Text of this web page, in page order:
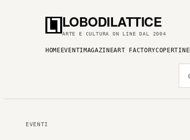
LOBODILATTICE
ARTE E CULTURA ON LINE DAL 2004
HOME EVENTI MAGAZINEART FACTORYCOPERTINE
EVENTI